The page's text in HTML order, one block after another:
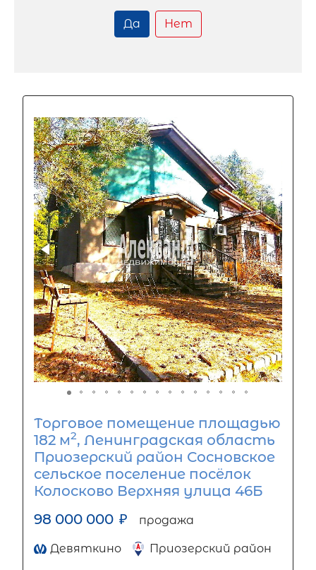
Да Нет
Торговое помещение площадью
182 м2, Ленинградская область
Приозерский район Сосновское
сельское поселение посёлок
Колосково Верхняя улица 46Б
98 000 000 ₽ продажа
Девяткино Приозерский район